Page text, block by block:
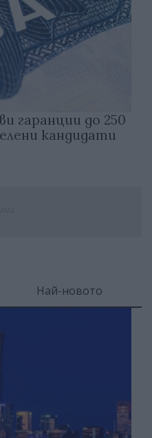
гаранции до 250
кандидати
Най-новото